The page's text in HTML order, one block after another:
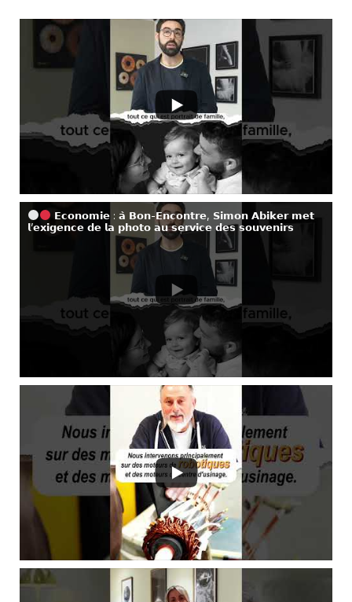
𝗘𝗰𝗼𝗻𝗼𝗺𝗶𝗲 : 𝗮̀ 𝗕𝗼𝗻-𝗘𝗻𝗰𝗼𝗻𝘁𝗿𝗲, 𝗦𝗶𝗺𝗼𝗻 𝗔𝗯𝗶𝗸𝗲𝗿 𝗺𝗲𝘁
𝗹’𝗲𝘅𝗶𝗴𝗲𝗻𝗰𝗲 𝗱𝗲 𝗹𝗮 𝗽𝗵𝗼𝘁𝗼 𝗮𝘂 𝘀𝗲𝗿𝘃𝗶𝗰𝗲 𝗱𝗲𝘀 𝘀𝗼𝘂𝘃𝗲𝗻𝗶𝗿𝘀